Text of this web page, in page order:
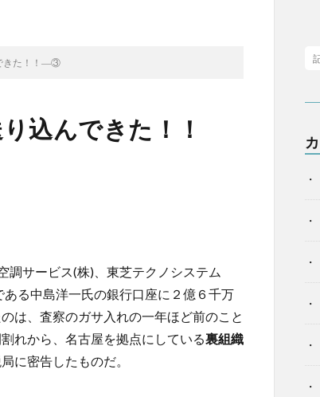
きた！！―③
込んできた！！
調サービス(株)、東芝テクノシステム
る中島洋一氏の銀行口座に２億６千万
は、査察のガサ入れの一年ほど前のこと
れから、名古屋を拠点にしている裏組織
に密告したものだ。